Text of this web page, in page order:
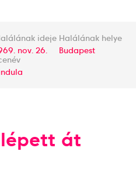
ideje
nov. 26.
Halálának helye
Budapest
át